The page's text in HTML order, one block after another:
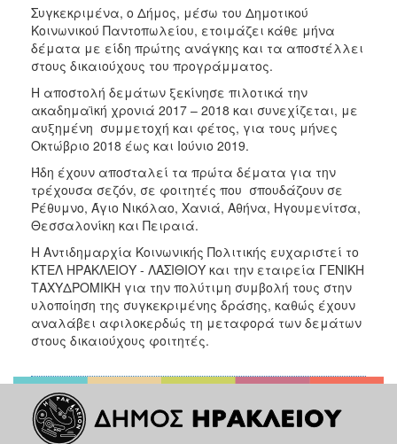
Κοινωνικό
Παντοπωλείο
Ισότητα
των
Φύλων
Υγεία
Αυτόματοι
ΤΟΠΟΣ
ΔΗΜΟΣ
Συγκεκριμένα, ο Δήμος, μέσω του Δημοτικού
Κοινωνικού Παντοπωλείου, ετοιμάζει κάθε μήνα
δέματα με είδη πρώτης ανάγκης και τα αποστέλλει
στους δικαιούχους του προγράμματος.
Η αποστολή δεμάτων ξεκίνησε πιλοτικά την
ακαδημαϊκή χρονιά 2017 – 2018 και συνεχίζεται, με
αυξημένη συμμετοχή και φέτος, για τους μήνες
Οκτώβριο 2018 έως και Ιούνιο 2019.
Ήδη έχουν αποσταλεί τα πρώτα δέματα για την
τρέχουσα σεζόν, σε φοιτητές που σπουδάζουν σε
Ρέθυμνο, Άγιο Νικόλαο, Χανιά, Αθήνα, Ηγουμενίτσα,
Θεσσαλονίκη και Πειραιά.
Η Αντιδημαρχία Κοινωνικής Πολιτικής ευχαριστεί το
ΚΤΕΛ ΗΡΑΚΛΕΙΟΥ - ΛΑΣΙΘΙΟΥ και την εταιρεία ΓΕΝΙΚΗ
ΤΑΧΥΔΡΟΜΙΚΗ για την πολύτιμη συμβολή τους στην
υλοποίηση της συγκεκριμένης δράσης, καθώς έχουν
αναλάβει αφιλοκερδώς τη μεταφορά των δεμάτων
στους δικαιούχους φοιτητές.